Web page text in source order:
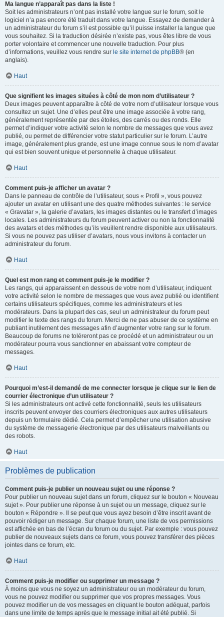
Ma langue n’apparaît pas dans la liste !
Soit les administrateurs n’ont pas installé votre langue sur le forum, soit le
logiciel n’a pas encore été traduit dans votre langue. Essayez de demander à
un administrateur du forum s’il est possible qu’il puisse installer la langue que
vous souhaitez. Si la traduction désirée n’existe pas, vous êtes libre de vous
porter volontaire et commencer une nouvelle traduction. Pour plus
d’informations, veuillez vous rendre sur le site internet de phpBB® (en
anglais).
Haut
Que signifient les images situées à côté de mon nom d’utilisateur ?
Deux images peuvent apparaître à côté de votre nom d’utilisateur lorsque vous
consultez un sujet. Une d’elles peut être une image associée à votre rang,
généralement représentée par des étoiles, des carrés ou des ronds. Elle
permet d’indiquer votre activité selon le nombre de messages que vous avez
publié, ou permet de différencier votre statut particulier sur le forum. L’autre
image, généralement plus grande, est une image connue sous le nom d’avatar
qui est bien souvent unique et personnelle à chaque utilisateur.
Haut
Comment puis-je afficher un avatar ?
Dans le panneau de contrôle de l’utilisateur, sous « Profil », vous pouvez
ajouter un avatar en utilisant une des quatre méthodes suivantes : le service
« Gravatar », la galerie d’avatars, les images distantes ou le transfert d’images
locales. Les administrateurs du forum peuvent activer ou non la fonctionnalité
des avatars et des méthodes qu’ils veuillent rendre disponible aux utilisateurs.
Si vous ne pouvez pas utiliser d’avatars, nous vous invitons à contacter un
administrateur du forum.
Haut
Quel est mon rang et comment puis-je le modifier ?
Les rangs, qui apparaissent en dessous de votre nom d’utilisateur, indiquent
votre activité selon le nombre de messages que vous avez publié ou identifient
certains utilisateurs spécifiques, comme les administrateurs et les
modérateurs. Dans la plupart des cas, seul un administrateur du forum peut
modifier le texte des rangs du forum. Merci de ne pas abuser de ce système en
publiant inutilement des messages afin d’augmenter votre rang sur le forum.
Beaucoup de forums ne toléreront pas ce procédé et un administrateur ou un
modérateur pourra vous sanctionner en abaissant votre compteur de
messages.
Haut
Pourquoi m’est-il demandé de me connecter lorsque je clique sur le lien de
courrier électronique d’un utilisateur ?
Si les administrateurs ont activé cette fonctionnalité, seuls les utilisateurs
inscrits peuvent envoyer des courriers électroniques aux autres utilisateurs
depuis un formulaire dédié. Cela permet d’empêcher une utilisation abusive
du système de messagerie électronique par des utilisateurs malveillants ou
des robots.
Haut
Problèmes de publication
Comment puis-je publier un nouveau sujet ou une réponse ?
Pour publier un nouveau sujet dans un forum, cliquez sur le bouton « Nouveau
sujet ». Pour publier une réponse à un sujet ou un message, cliquez sur le
bouton « Répondre ». Il se peut que vous ayez besoin d’être inscrit avant de
pouvoir rédiger un message. Sur chaque forum, une liste de vos permissions
est affichée en bas de l’écran du forum ou du sujet. Par exemple : vous pouvez
publier de nouveaux sujets dans ce forum, vous pouvez transférer des pièces
jointes dans ce forum, etc.
Haut
Comment puis-je modifier ou supprimer un message ?
À moins que vous ne soyez un administrateur ou un modérateur du forum,
vous ne pouvez modifier ou supprimer que vos propres messages. Vous
pouvez modifier un de vos messages en cliquant le bouton adéquat, parfois
dans une limite de temps après que le message initial ait été publié. Si